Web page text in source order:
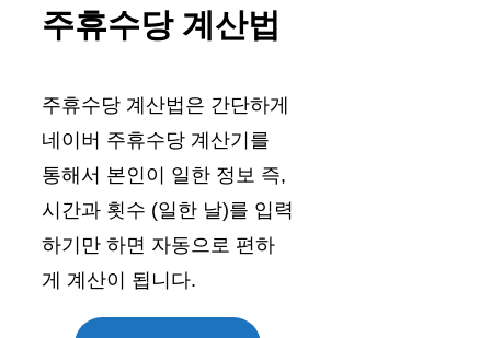
주휴수당 계산법
주휴수당 계산법은 간단하게
네이버 주휴수당 계산기를
통해서 본인이 일한 정보 즉,
시간과 횟수 (일한 날)를 입력
하기만 하면 자동으로 편하
게 계산이 됩니다.